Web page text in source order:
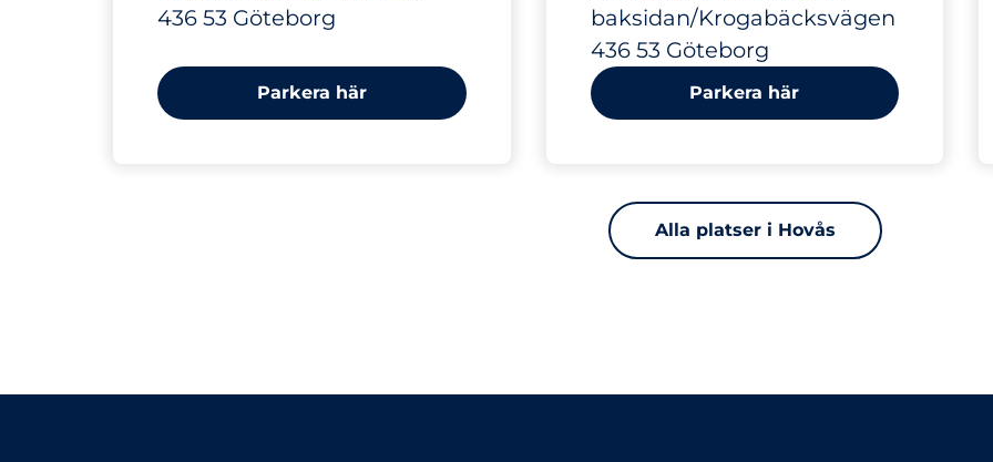
436 53 Göteborg
Parkera här
baksidan/Krogabäcksvägen
436 53 Göteborg
Parkera här
Alla platser i Hovås